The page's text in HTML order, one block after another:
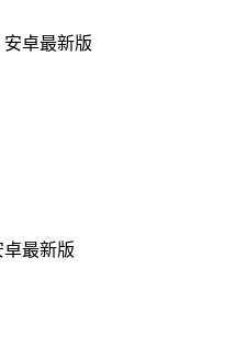
安卓最新版
卓最新版